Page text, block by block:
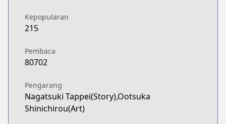
Kepopularan
215
Pembaca
80702
Pengarang
Nagatsuki Tappei(Story),Ootsuka
Shinichirou(Art)